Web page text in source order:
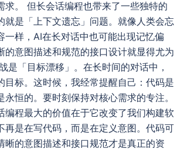
求。 但长会话编程也带来了一些独特的
就是「上下文遗忘」问题。就像人类会忘
一样，AI在长对话中也可能出现记忆偏
的意图描述和规范的接口设计就显得尤为
是「目标漂移」。在长时间的对话中，
目标。这时候，我经常提醒自己：代码是
永恒的。要时刻保持对核心需求的专注。
编程最大的价值在于它改变了我们构建软
再是在写代码，而是在定义意图。代码可
晰的意图描述和接口规范才是真正的资